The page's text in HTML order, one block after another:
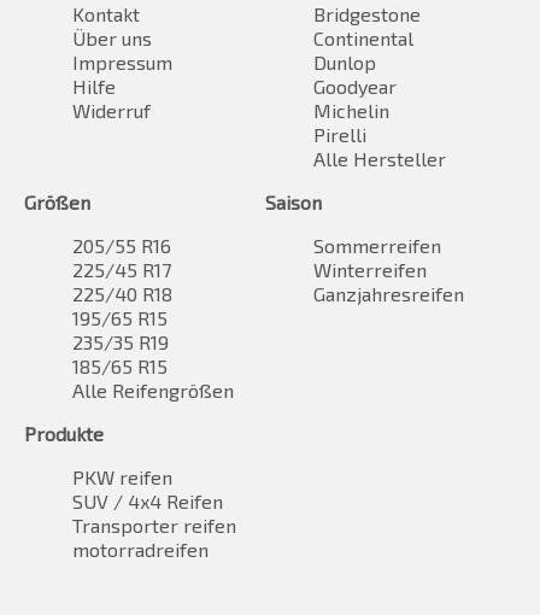
Kontakt
Über uns
Impressum
Hilfe
Widerruf
Bridgestone
Continental
Dunlop
Goodyear
Michelin
Pirelli
Alle Hersteller
Größen
205/55 R16
225/45 R17
225/40 R18
195/65 R15
235/35 R19
185/65 R15
Alle Reifengrößen
Saison
Sommerreifen
Winterreifen
Ganzjahresreifen
Produkte
PKW reifen
SUV / 4x4 Reifen
Transporter reifen
motorradreifen